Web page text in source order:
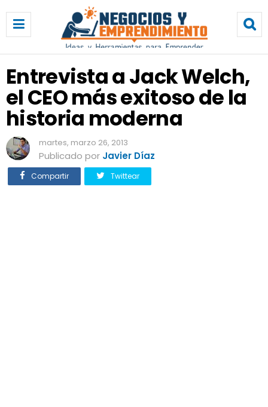
t
r
v
i
s
t
a
J
a
c
Entrevista a Jack Welch,
el CEO más exitoso de la
historia moderna
martes, marzo 26, 2013
Publicado por Javier Díaz
Compartir Twittear